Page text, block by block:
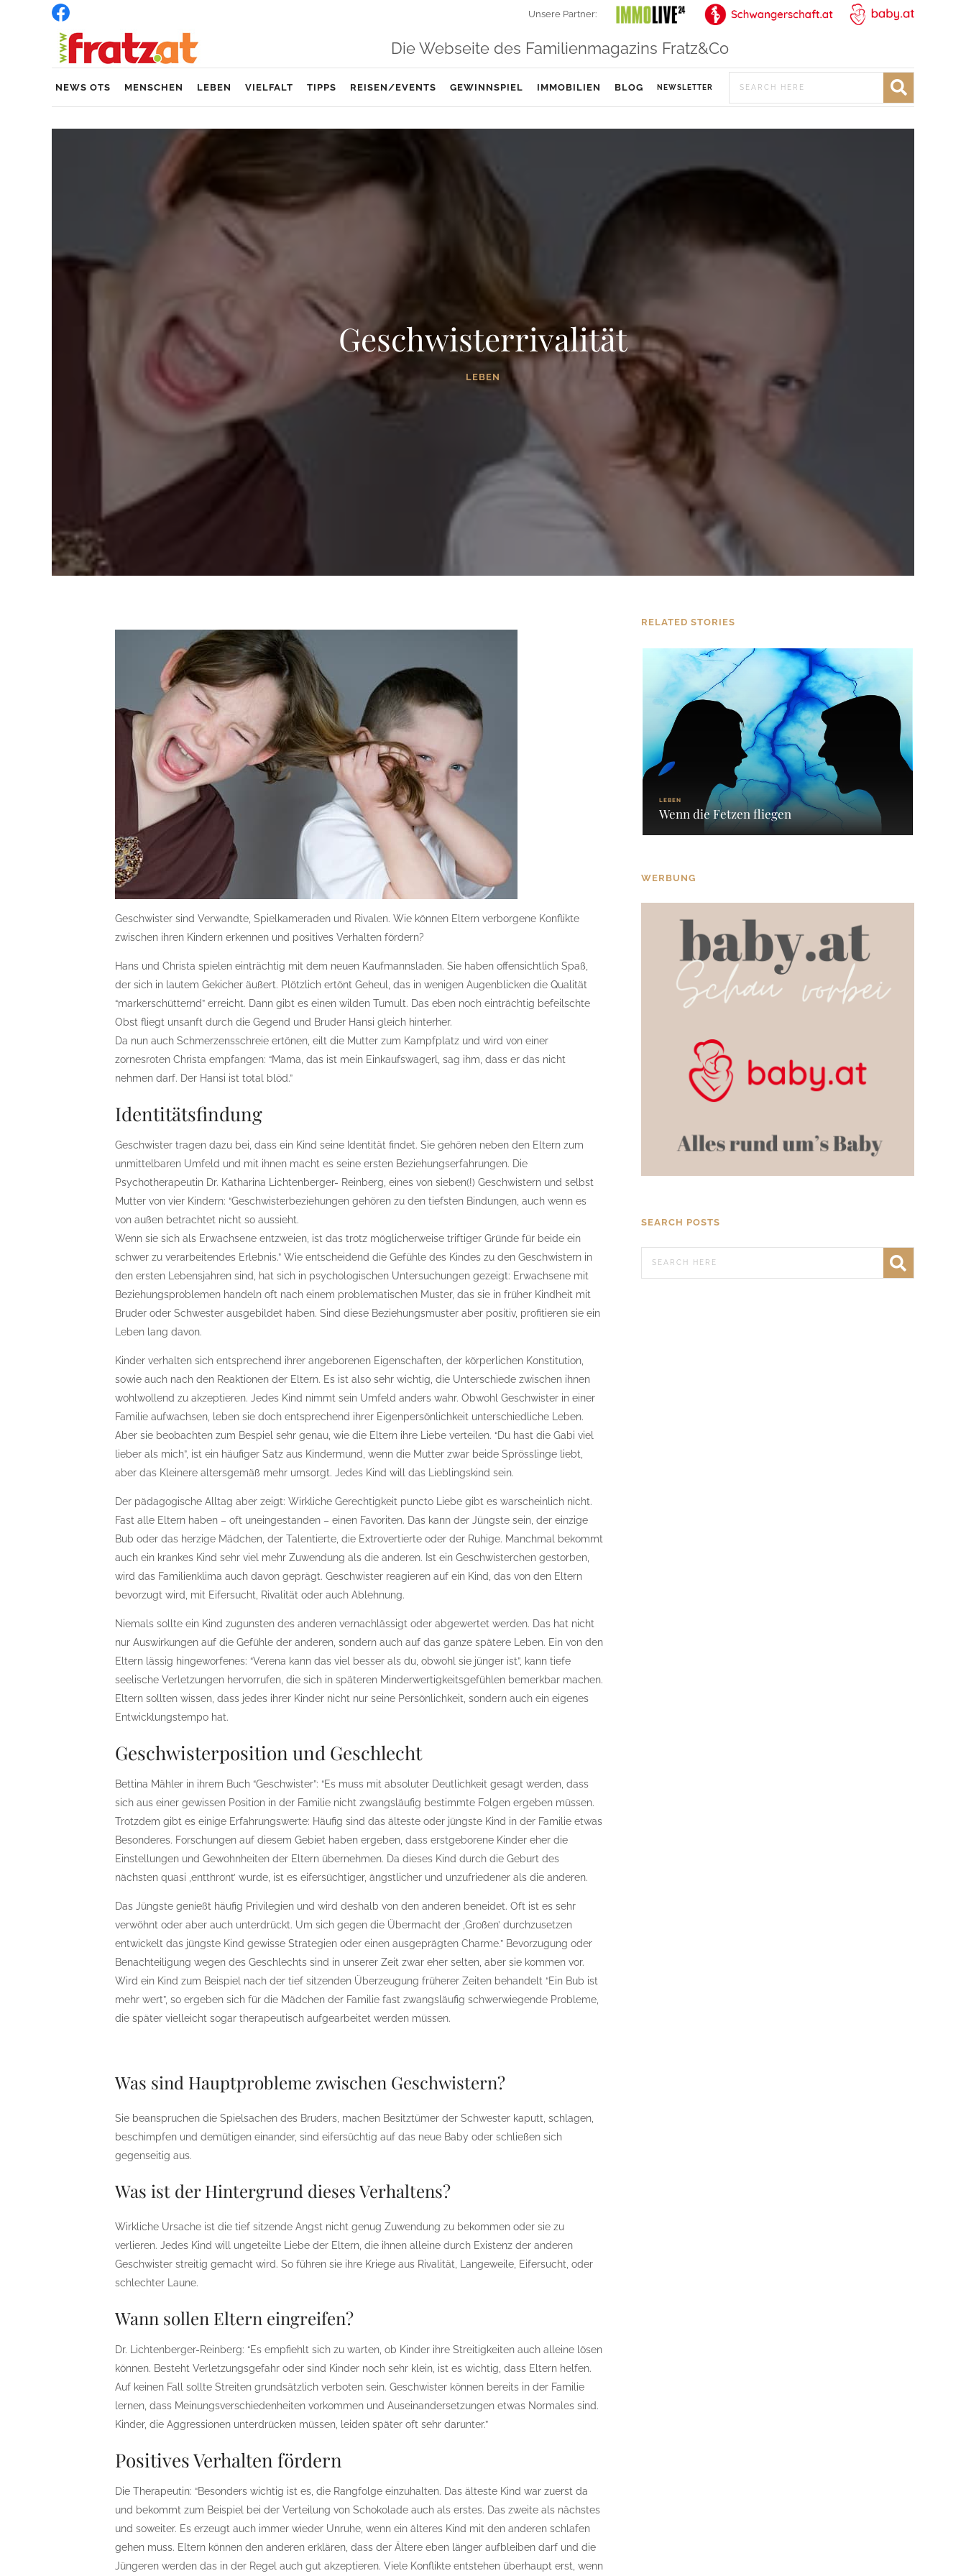
Unsere Partner:
Die Webseite des Familienmagazins Fratz&Co
NEWS OTS MENSCHEN LEBEN VIELFALT TIPPS REISEN/EVENTS GEWINNSPIEL IMMOBILIEN BLOG NEWSLETTER
Geschwisterrivalität
LEBEN
Geschwister sind Verwandte, Spielkameraden und Rivalen. Wie können Eltern verborgene Konflikte
zwischen ihren Kindern erkennen und positives Verhalten fördern?
Hans und Christa spielen einträchtig mit dem neuen Kaufmannsladen. Sie haben offensichtlich Spaß,
der sich in lautem Gekicher äußert. Plötzlich ertönt Geheul, das in wenigen Augenblicken die Qualität
“markerschütternd” erreicht. Dann gibt es einen wilden Tumult. Das eben noch einträchtig befeilschte
Obst fliegt unsanft durch die Gegend und Bruder Hansi gleich hinterher.
Da nun auch Schmerzensschreie ertönen, eilt die Mutter zum Kampfplatz und wird von einer
zornesroten Christa empfangen: “Mama, das ist mein Einkaufswagerl, sag ihm, dass er das nicht
nehmen darf. Der Hansi ist total blöd.”
Identitätsfindung
Geschwister tragen dazu bei, dass ein Kind seine Identität findet. Sie gehören neben den Eltern zum
unmittelbaren Umfeld und mit ihnen macht es seine ersten Beziehungserfahrungen. Die
Psychotherapeutin Dr. Katharina Lichtenberger- Reinberg, eines von sieben(!) Geschwistern und selbst
Mutter von vier Kindern: “Geschwisterbeziehungen gehören zu den tiefsten Bindungen, auch wenn es
von außen betrachtet nicht so aussieht.
Wenn sie sich als Erwachsene entzweien, ist das trotz möglicherweise triftiger Gründe für beide ein
schwer zu verarbeitendes Erlebnis.” Wie entscheidend die Gefühle des Kindes zu den Geschwistern in
den ersten Lebensjahren sind, hat sich in psychologischen Untersuchungen gezeigt: Erwachsene mit
Beziehungsproblemen handeln oft nach einem problematischen Muster, das sie in früher Kindheit mit
Bruder oder Schwester ausgebildet haben. Sind diese Beziehungsmuster aber positiv, profitieren sie ein
Leben lang davon.
Kinder verhalten sich entsprechend ihrer angeborenen Eigenschaften, der körperlichen Konstitution,
sowie auch nach den Reaktionen der Eltern. Es ist also sehr wichtig, die Unterschiede zwischen ihnen
wohlwollend zu akzeptieren. Jedes Kind nimmt sein Umfeld anders wahr. Obwohl Geschwister in einer
Familie aufwachsen, leben sie doch entsprechend ihrer Eigenpersönlichkeit unterschiedliche Leben.
Aber sie beobachten zum Bespiel sehr genau, wie die Eltern ihre Liebe verteilen. “Du hast die Gabi viel
lieber als mich”, ist ein häufiger Satz aus Kindermund, wenn die Mutter zwar beide Sprösslinge liebt,
aber das Kleinere altersgemäß mehr umsorgt. Jedes Kind will das Lieblingskind sein.
Der pädagogische Alltag aber zeigt: Wirkliche Gerechtigkeit puncto Liebe gibt es warscheinlich nicht.
Fast alle Eltern haben – oft uneingestanden – einen Favoriten. Das kann der Jüngste sein, der einzige
Bub oder das herzige Mädchen, der Talentierte, die Extrovertierte oder der Ruhige. Manchmal bekommt
auch ein krankes Kind sehr viel mehr Zuwendung als die anderen. Ist ein Geschwisterchen gestorben,
wird das Familienklima auch davon geprägt. Geschwister reagieren auf ein Kind, das von den Eltern
bevorzugt wird, mit Eifersucht, Rivalität oder auch Ablehnung.
Niemals sollte ein Kind zugunsten des anderen vernachlässigt oder abgewertet werden. Das hat nicht
nur Auswirkungen auf die Gefühle der anderen, sondern auch auf das ganze spätere Leben. Ein von den
Eltern lässig hingeworfenes: “Verena kann das viel besser als du, obwohl sie jünger ist”, kann tiefe
seelische Verletzungen hervorrufen, die sich in späteren Minderwertigkeitsgefühlen bemerkbar machen.
Eltern sollten wissen, dass jedes ihrer Kinder nicht nur seine Persönlichkeit, sondern auch ein eigenes
Entwicklungstempo hat.
Geschwisterposition und Geschlecht
Bettina Mähler in ihrem Buch “Geschwister”: “Es muss mit absoluter Deutlichkeit gesagt werden, dass
sich aus einer gewissen Position in der Familie nicht zwangsläufig bestimmte Folgen ergeben müssen.
Trotzdem gibt es einige Erfahrungswerte: Häufig sind das älteste oder jüngste Kind in der Familie etwas
Besonderes. Forschungen auf diesem Gebiet haben ergeben, dass erstgeborene Kinder eher die
Einstellungen und Gewohnheiten der Eltern übernehmen. Da dieses Kind durch die Geburt des
nächsten quasi ‚entthront’ wurde, ist es eifersüchtiger, ängstlicher und unzufriedener als die anderen.
Das Jüngste genießt häufig Privilegien und wird deshalb von den anderen beneidet. Oft ist es sehr
verwöhnt oder aber auch unterdrückt. Um sich gegen die Übermacht der ‚Großen’ durchzusetzen
entwickelt das jüngste Kind gewisse Strategien oder einen ausgeprägten Charme.” Bevorzugung oder
Benachteiligung wegen des Geschlechts sind in unserer Zeit zwar eher selten, aber sie kommen vor.
Wird ein Kind zum Beispiel nach der tief sitzenden Überzeugung früherer Zeiten behandelt “Ein Bub ist
mehr wert”, so ergeben sich für die Mädchen der Familie fast zwangsläufig schwerwiegende Probleme,
die später vielleicht sogar therapeutisch aufgearbeitet werden müssen.
Was sind Hauptprobleme zwischen Geschwistern?
Sie beanspruchen die Spielsachen des Bruders, machen Besitztümer der Schwester kaputt, schlagen,
beschimpfen und demütigen einander, sind eifersüchtig auf das neue Baby oder schließen sich
gegenseitig aus.
Was ist der Hintergrund dieses Verhaltens?
Wirkliche Ursache ist die tief sitzende Angst nicht genug Zuwendung zu bekommen oder sie zu
verlieren. Jedes Kind will ungeteilte Liebe der Eltern, die ihnen alleine durch Existenz der anderen
Geschwister streitig gemacht wird. So führen sie ihre Kriege aus Rivalität, Langeweile, Eifersucht, oder
schlechter Laune.
Wann sollen Eltern eingreifen?
Dr. Lichtenberger-Reinberg: “Es empfiehlt sich zu warten, ob Kinder ihre Streitigkeiten auch alleine lösen
können. Besteht Verletzungsgefahr oder sind Kinder noch sehr klein, ist es wichtig, dass Eltern helfen.
Auf keinen Fall sollte Streiten grundsätzlich verboten sein. Geschwister können bereits in der Familie
lernen, dass Meinungsverschiedenheiten vorkommen und Auseinandersetzungen etwas Normales sind.
Kinder, die Aggressionen unterdrücken müssen, leiden später oft sehr darunter.”
Positives Verhalten fördern
Die Therapeutin: “Besonders wichtig ist es, die Rangfolge einzuhalten. Das älteste Kind war zuerst da
und bekommt zum Beispiel bei der Verteilung von Schokolade auch als erstes. Das zweite als nächstes
und soweiter. Es erzeugt auch immer wieder Unruhe, wenn ein älteres Kind mit den anderen schlafen
gehen muss. Eltern können den anderen erklären, dass der Ältere eben länger aufbleiben darf und die
Jüngeren werden das in der Regel auch gut akzeptieren. Viele Konflikte entstehen überhaupt erst, wenn
RELATED STORIES
LEBEN
Wenn die Fetzen fliegen
WERBUNG
SEARCH POSTS